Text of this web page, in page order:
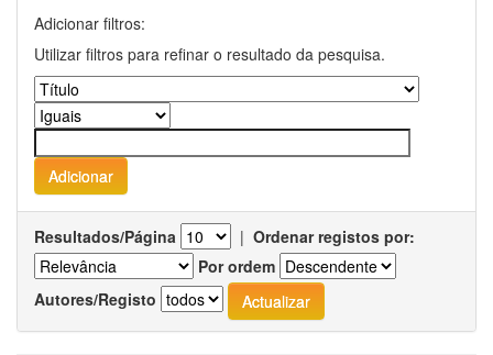
Adicionar filtros:
Utilizar filtros para refinar o resultado da pesquisa.
Resultados/Página | Ordenar registos por:
Por ordem
Autores/Registo